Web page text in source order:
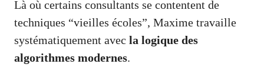
Là où certains consultants se contentent de
techniques “vieilles écoles”, Maxime travaille
systématiquement avec la logique des
algorithmes modernes.